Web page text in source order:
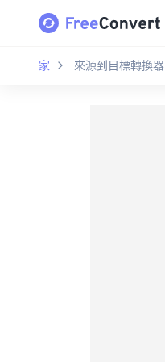
家 來源到目標轉換器